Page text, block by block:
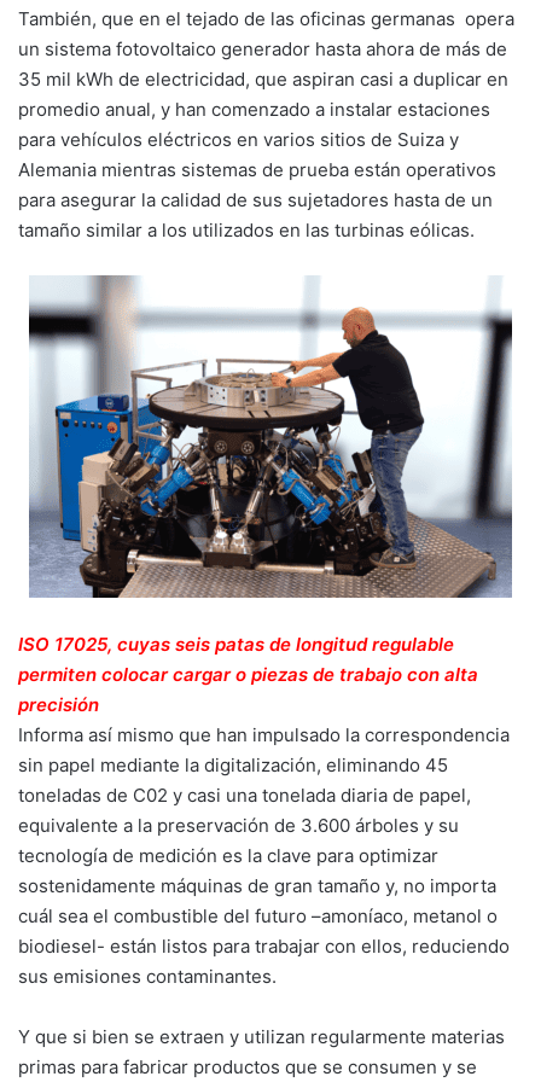
También, que en el tejado de las oficinas germanas opera
un sistema fotovoltaico generador hasta ahora de más de
35 mil kWh de electricidad, que aspiran casi a duplicar en
promedio anual, y han comenzado a instalar estaciones
para vehículos eléctricos en varios sitios de Suiza y
Alemania mientras sistemas de prueba están operativos
para asegurar la calidad de sus sujetadores hasta de un
tamaño similar a los utilizados en las turbinas eólicas.
ISO 17025, cuyas seis patas de longitud regulable
permiten colocar cargar o piezas de trabajo con alta
precisión
Informa así mismo que han impulsado la correspondencia
sin papel mediante la digitalización, eliminando 45
toneladas de C02 y casi una tonelada diaria de papel,
equivalente a la preservación de 3.600 árboles y su
tecnología de medición es la clave para optimizar
sostenidamente máquinas de gran tamaño y, no importa
cuál sea el combustible del futuro –amoníaco, metanol o
biodiesel- están listos para trabajar con ellos, reduciendo
sus emisiones contaminantes.
Y que si bien se extraen y utilizan regularmente materias
primas para fabricar productos que se consumen y se